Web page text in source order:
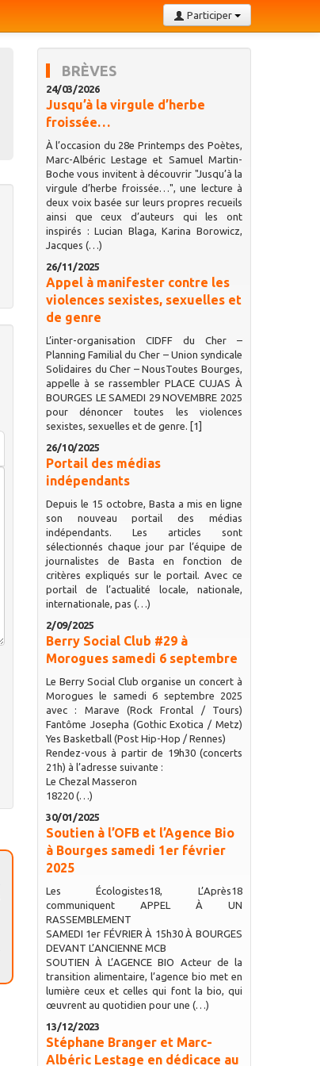
Participer
BRÈVES
24/03/2026
Jusqu’à la virgule d’herbe
froissée…
À l’occasion du 28e Printemps des Poètes,
Marc-Albéric Lestage et Samuel Martin-
Boche vous invitent à découvrir "Jusqu’à la
virgule d’herbe froissée…", une lecture à
deux voix basée sur leurs propres recueils
ainsi que ceux d’auteurs qui les ont
inspirés : Lucian Blaga, Karina Borowicz,
Jacques (…)
26/11/2025
Appel à manifester contre les
violences sexistes, sexuelles et
de genre
L’inter-organisation CIDFF du Cher –
Planning Familial du Cher – Union syndicale
Solidaires du Cher – NousToutes Bourges,
appelle à se rassembler PLACE CUJAS À
BOURGES LE SAMEDI 29 NOVEMBRE 2025
pour dénoncer toutes les violences
sexistes, sexuelles et de genre. [1]
26/10/2025
Portail des médias
indépendants
Depuis le 15 octobre, Basta a mis en ligne
son nouveau portail des médias
indépendants. Les articles sont
sélectionnés chaque jour par l’équipe de
journalistes de Basta en fonction de
critères expliqués sur le portail. Avec ce
portail de l’actualité locale, nationale,
internationale, pas (…)
2/09/2025
Berry Social Club #29 à
Morogues samedi 6 septembre
Le Berry Social Club organise un concert à
Morogues le samedi 6 septembre 2025
avec : Marave (Rock Frontal / Tours)
Fantôme Josepha (Gothic Exotica / Metz)
Yes Basketball (Post Hip-Hop / Rennes)
Rendez-vous à partir de 19h30 (concerts
21h) à l’adresse suivante :
Le Chezal Masseron
18220 (…)
30/01/2025
Soutien à l’OFB et l’Agence Bio
à Bourges samedi 1er février
2025
Les Écologistes18, L’Après18
communiquent APPEL À UN
RASSEMBLEMENT
SAMEDI 1er FÉVRIER À 15h30 À BOURGES
DEVANT L’ANCIENNE MCB
SOUTIEN À L’AGENCE BIO Acteur de la
transition alimentaire, l’agence bio met en
lumière ceux et celles qui font la bio, qui
œuvrent au quotidien pour une (…)
13/12/2023
Stéphane Branger et Marc-
Albéric Lestage en dédicace au